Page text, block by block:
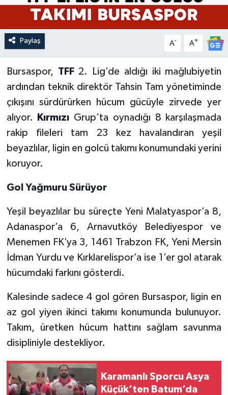
Paylaş A- A+
Bursaspor, TFF2. Lig’de aldığı iki mağlubiyetin
ardından teknik direktör Tahsin Tam yönetiminde
çıkışını sürdürürken hücum gücüyle zirvede yer
alıyor.
Kırmızı Grup’ta oynadığı 8 karşılaşmada
rakip fileleri tam 23 kez havalandıran yeşil
beyazlılar, ligin en golcü takımı konumundaki yerini
koruyor.
Gol Yağmuru Sürüyor
Yeşil beyazlılar bu süreçte Yeni Malatyaspor’a 8,
Adanaspor’a 6, Arnavutköy Belediyespor ve
Menemen FK’ya 3, 1461 Trabzon FK, Yeni Mersin
İdman Yurdu ve Kırklarelispor’a ise 1’er gol atarak
hücumdaki farkını gösterdi.
Kalesinde sadece 4 gol gören Bursaspor, ligin en
az gol yiyen ikinci takımı konumunda bulunuyor.
Takım, üretken hücum hattını sağlam savunma
disipliniyle destekliyor.
Karamanlı Sporcu Asya
Küçük’ten Batum’da